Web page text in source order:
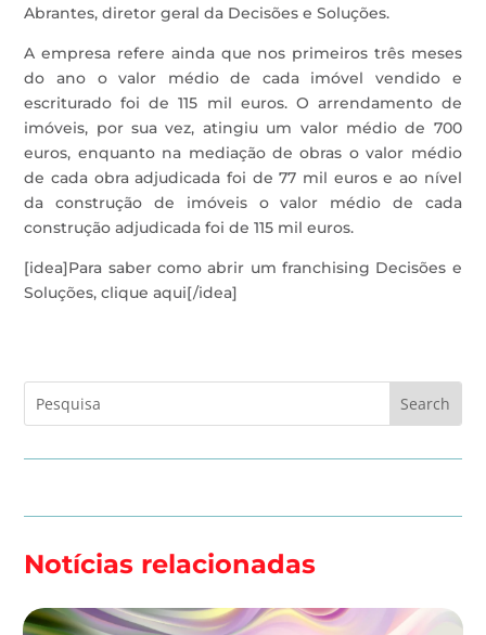
Abrantes, diretor geral da Decisões e Soluções.
A empresa refere ainda que nos primeiros três meses
do ano o valor médio de cada imóvel vendido e
escriturado foi de 115 mil euros. O arrendamento de
imóveis, por sua vez, atingiu um valor médio de 700
euros, enquanto na mediação de obras o valor médio
de cada obra adjudicada foi de 77 mil euros e ao nível
da construção de imóveis o valor médio de cada
construção adjudicada foi de 115 mil euros.
[idea]Para saber como abrir um franchising Decisões e
Soluções, clique aqui[/idea]
Notícias relacionadas